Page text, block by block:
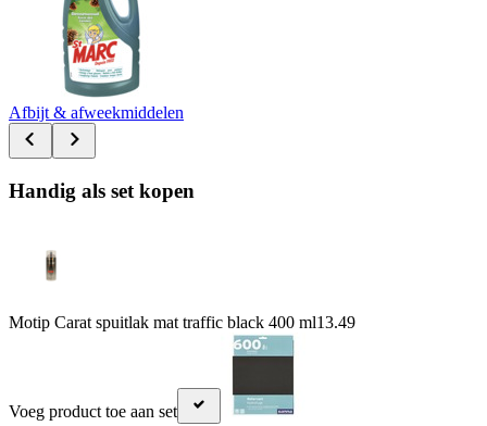
Afbijt & afweekmiddelen
Handig als set kopen
Motip Carat spuitlak mat traffic black 400 ml13.49
Voeg product toe aan set